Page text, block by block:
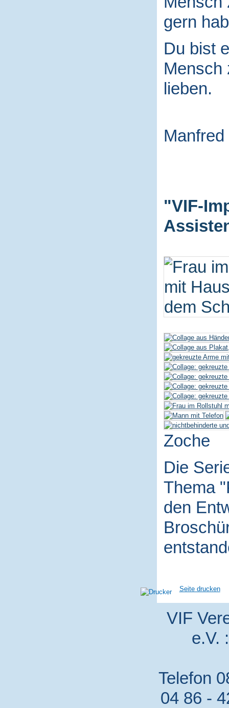
gern
Du bist
Mensch
lieben.
"VIF-
Zoche
Die
Thema
den
Seite drucken
VIF
e.V.
Telefon
04 86 -